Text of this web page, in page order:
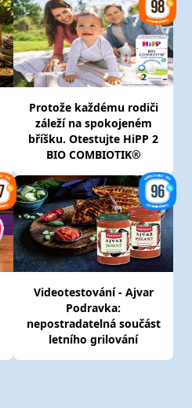
Protože každému rodiči
záleží na spokojeném
bříšku. Otestujte HiPP 2
BIO COMBIOTIK®
Videotestování - Ajvar
Podravka:
nepostradatelná součást
letního grilování